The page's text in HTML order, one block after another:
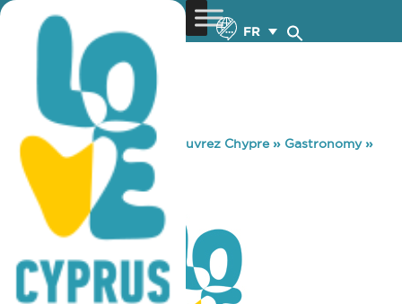
FR
You are here: Home »Découvrez Chypre» Gastronomy»
MORE SOCIAL
MORE SOCIAL